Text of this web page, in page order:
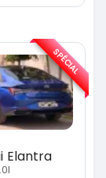
Elantra
SPÉCIAL